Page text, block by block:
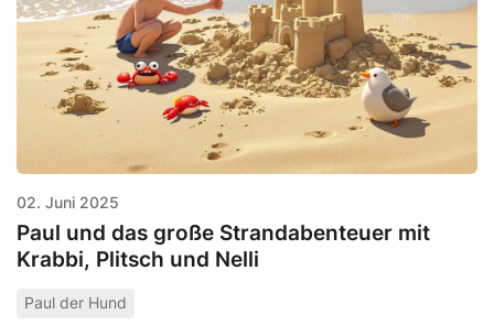
02. Juni 2025
Paul und das große Strandabenteuer mit
Krabbi, Plitsch und Nelli
Paul der Hund